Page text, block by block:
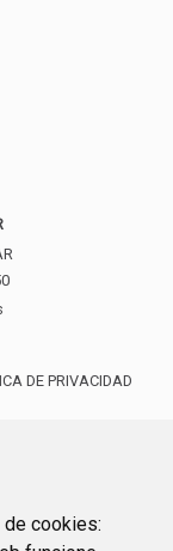
cookies:
DE PRIVACIDAD